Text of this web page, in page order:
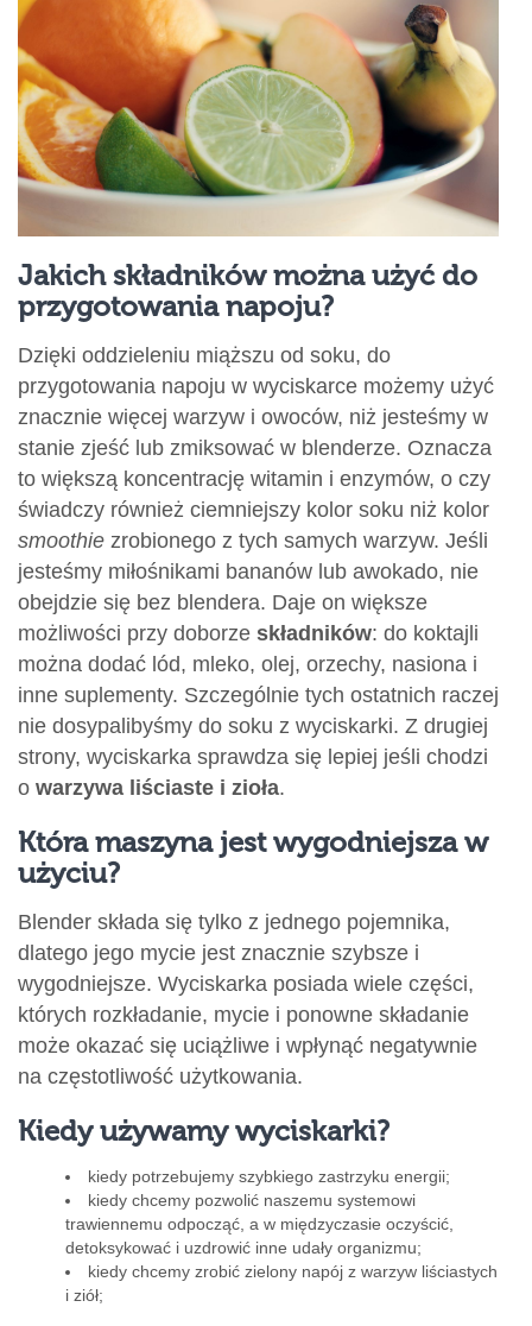
Jakich składników można użyć do
przygotowania napoju?
Dzięki oddzieleniu miąższu od soku, do
przygotowania napoju w wyciskarce możemy użyć
znacznie więcej warzyw i owoców, niż jesteśmy w
stanie zjeść lub zmiksować w blenderze. Oznacza
to większą koncentrację witamin i enzymów, o czy
świadczy również ciemniejszy kolor soku niż kolor
smoothie zrobionego z tych samych warzyw. Jeśli
jesteśmy miłośnikami bananów lub awokado, nie
obejdzie się bez blendera. Daje on większe
możliwości przy doborze składników: do koktajli
można dodać lód, mleko, olej, orzechy, nasiona i
inne suplementy. Szczególnie tych ostatnich raczej
nie dosypalibyśmy do soku z wyciskarki. Z drugiej
strony, wyciskarka sprawdza się lepiej jeśli chodzi
o warzywa liściaste i zioła.
Która maszyna jest wygodniejsza w
użyciu?
Blender składa się tylko z jednego pojemnika,
dlatego jego mycie jest znacznie szybsze i
wygodniejsze. Wyciskarka posiada wiele części,
których rozkładanie, mycie i ponowne składanie
może okazać się uciążliwe i wpłynąć negatywnie
na częstotliwość użytkowania.
Kiedy używamy wyciskarki?
kiedy potrzebujemy szybkiego zastrzyku energii;
kiedy chcemy pozwolić naszemu systemowi
trawiennemu odpocząć, a w międzyczasie oczyścić,
detoksykować i uzdrowić inne udały organizmu;
kiedy chcemy zrobić zielony napój z warzyw liściastych
i ziół;